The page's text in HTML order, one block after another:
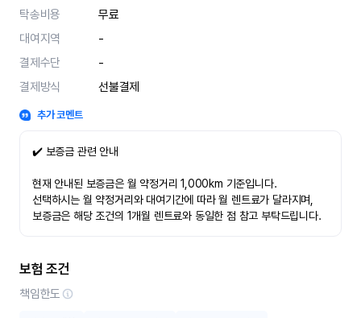
탁송비용
무료
대여지역
-
결제수단
-
결제방식
선불결제
추가 코멘트
✔️ 보증금 관련 안내
현재 안내된 보증금은 월 약정거리 1,000km 기준입니다.
선택하시는 월 약정거리와 대여기간에 따라 월 렌트료가 달라지며,
보증금은 해당 조건의 1개월 렌트료와 동일한 점 참고 부탁드립니다.
보험 조건
책임한도